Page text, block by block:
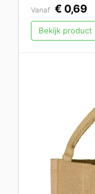
Vanaf € 0,69
Bekijk product